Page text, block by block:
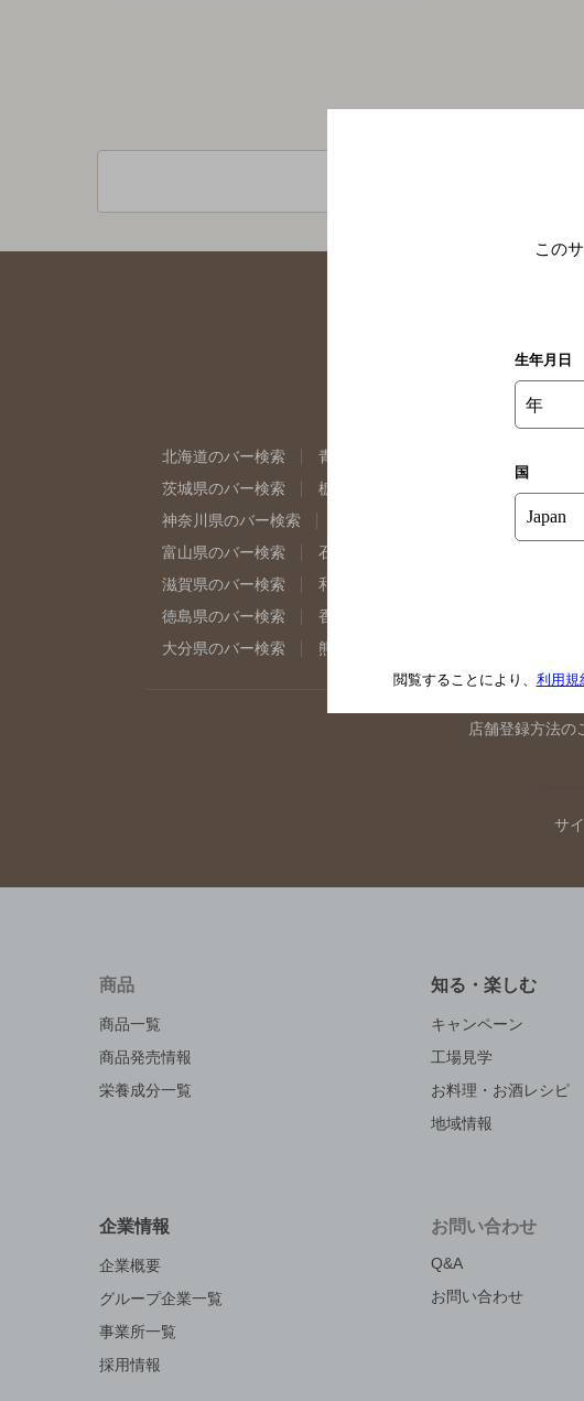
北海道のバー検索 青森県のバー検索
茨城県のバー検索
栃木県のバー検索
神奈川県のバー検索
埼玉県のバー
富山県のバー検索
石川県のバー検索
滋賀県のバー検索
和歌山県のバー検索
徳島県のバー検索
香川県のバー検索
大分県のバー検索
熊本県のバー検索
店舗登録方法の
サ
商品
商品一覧
商品発売情報
栄養成分一覧
知る・楽しむ
キャンペーン
工場見学
お料理・お酒レシピ
地域情報
企業情報
企業概要
グループ企業一覧
事業所一覧
採用情報
お問い合わせ
Q&A
お問い合わせ
この
生年月日
年
国
閲覧することにより、 利用規